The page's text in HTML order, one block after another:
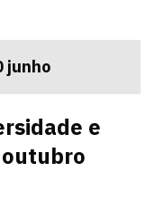
junho
e